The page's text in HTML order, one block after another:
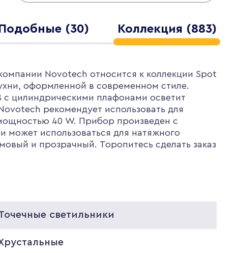
Подобные (30) Коллекция (883)
Novotech относится к коллекции Spot
оформленной в современном стиле.
цилиндрическими плафонами осветит
рекомендует использовать для
40 W. Прибор произведен с
может использоваться для натяжного
и прозрачный. Торопитесь сделать заказ
светильники